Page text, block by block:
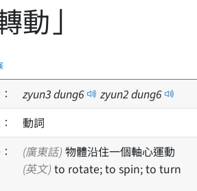
動」
zyun3dung6 zyun2dung6
動詞
(廣東話) 物體沿住一個軸心運動
(英文) to rotate; to spin; to turn